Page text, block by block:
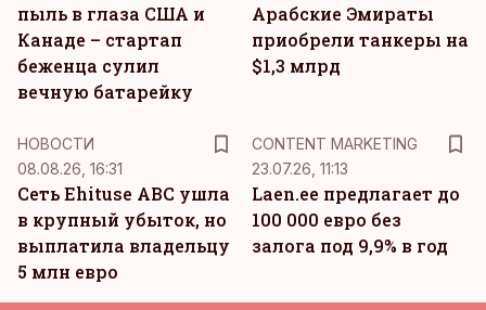
пыль в глаза США и
Канаде – стартап
беженца сулил
вечную батарейку
Арабские Эмираты
приобрели танкеры на
$1,3 млрд
НОВОСТИ
08.08.26, 16:31
Сеть Ehituse ABC ушла
в крупный убыток, но
выплатила владельцу
5 млн евро
CONTENT MARKETING
23.07.26, 11:13
Laen.ee предлагает до
100 000 евро без
залога под 9,9% в год